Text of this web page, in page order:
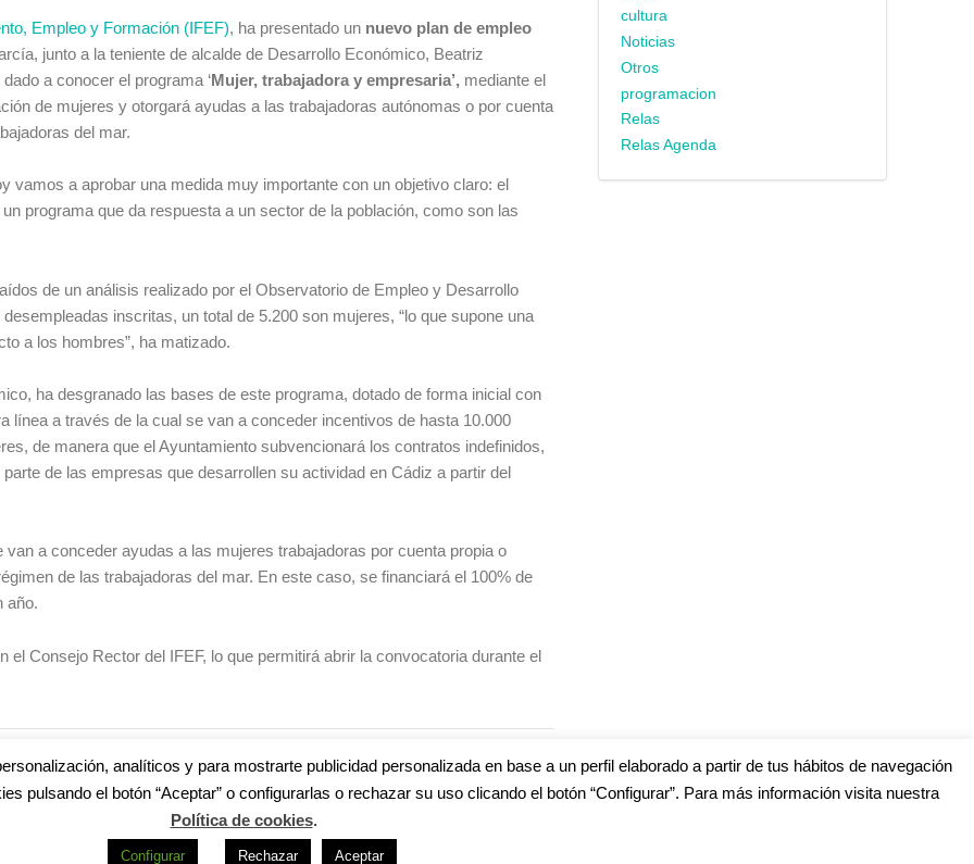
Empleo y Formación (IFEF), ha presentado un nuevo plan de empleo
junto a la teniente de alcalde de Desarrollo Económico, Beatriz
a conocer el programa ‘Mujer, trabajadora y empresaria’, mediante el
de mujeres y otorgará ayudas a las trabajadoras autónomas o por cuenta
del mar.
vamos a aprobar una medida muy importante con un objetivo claro: el
programa que da respuesta a un sector de la población, como son las
de un análisis realizado por el Observatorio de Empleo y Desarrollo
inscritas, un total de 5.200 son mujeres, “lo que supone una
a los hombres”, ha matizado.
ha desgranado las bases de este programa, dotado de forma inicial con
línea a través de la cual se van a conceder incentivos de hasta 10.000
de manera que el Ayuntamiento subvencionará los contratos indefinidos,
de las empresas que desarrollen su actividad en Cádiz a partir del
a conceder ayudas a las mujeres trabajadoras por cuenta propia o
de las trabajadoras del mar. En este caso, se financiará el 100% de
año.
Consejo Rector del IFEF, lo que permitirá abrir la convocatoria durante el
cultura
Noticias
Otros
programacion
Relas
Relas Agenda
analíticos y para mostrarte publicidad personalizada en base a un perfil elaborado a partir de tus hábitos de navegación
pulsando el botón “Aceptar” o configurarlas o rechazar su uso clicando el botón “Configurar”. Para más información visita nuestra
Política de cookies.
Configurar Rechazar Aceptar